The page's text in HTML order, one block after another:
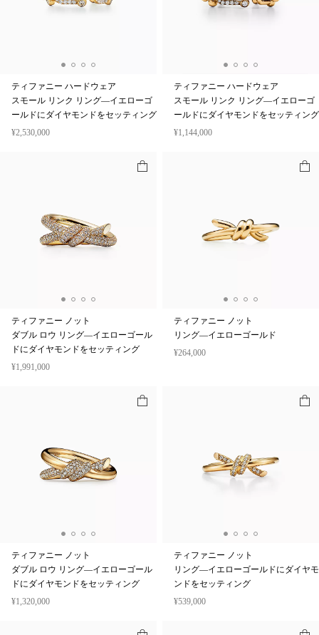
ティファニー ハードウェア
スモール リンク リング—イエローゴ
ールドにダイヤモンドをセッティング
¥2,530,000
ティファニー ハードウェア
スモール リンク リング—イエローゴ
ールドにダイヤモンドをセッティング
¥1,144,000
ティファニー ノット
ダブル ロウ リング—イエローゴール
ドにダイヤモンドをセッティング
¥1,991,000
ティファニー ノット
リング—イエローゴールド
¥264,000
ティファニー ノット
ダブル ロウ リング—イエローゴール
ドにダイヤモンドをセッティング
¥1,320,000
ティファニー ノット
リング—イエローゴールドにダイヤモ
ンドをセッティング
¥539,000